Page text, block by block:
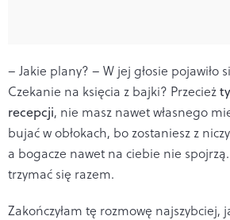
– Jakie plany? – W jej głosie pojawiło
Czekanie na księcia z bajki? Przecież
recepcji, nie masz nawet własnego
bujać w obłokach, bo zostaniesz z
a bogacze nawet na ciebie nie
trzymać się razem.
Zakończyłam tę rozmowę najszybciej,